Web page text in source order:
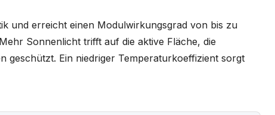
und erreicht einen Modulwirkungsgrad von bis zu
Sonnenlicht trifft auf die aktive Fläche, die
geschützt. Ein niedriger Temperaturkoeffizient sorgt